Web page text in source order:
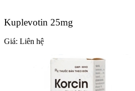
Kuplevotin 25mg
Giá: Liên hệ